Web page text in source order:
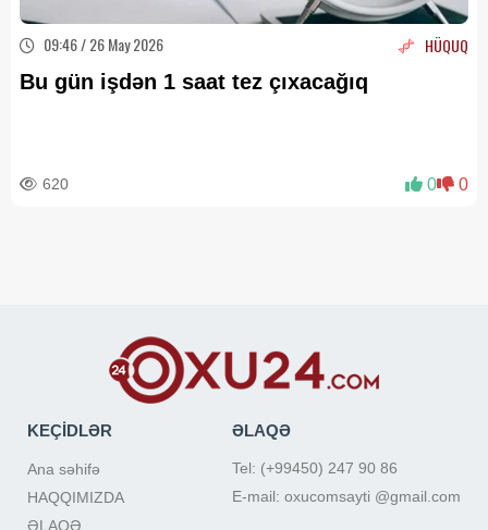
09:46 / 26 May 2026 HÜQUQ
Bu gün işdən 1 saat tez çıxacağıq
620 0 0
KEÇİDLƏR
Ana səhifə
HAQQIMIZDA
ƏLAQƏ
ƏLAQƏ
Tel: (+99450) 247 90 86
E-mail: oxucomsayti @gmail.com